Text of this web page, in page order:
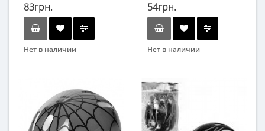
83грн.
Нет в наличии
Аксессуары
Возраст
54грн.
Нет в наличии
Вид
Аксессуары
Возраст